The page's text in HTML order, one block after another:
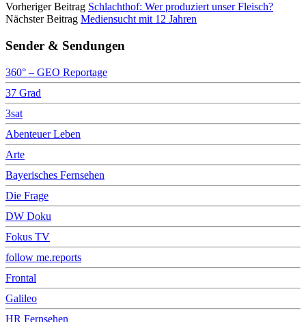
Vorheriger Beitrag Schlachthof: Wer produziert unser Fleisch?
Nächster Beitrag Mediensucht mit 12 Jahren
Sender & Sendungen
360° – GEO Reportage
37 Grad
3sat
Abenteuer Leben
Arte
Bayerisches Fernsehen
Die Frage
DW Doku
Fokus TV
follow me.reports
Frontal
Galileo
HR Fernsehen